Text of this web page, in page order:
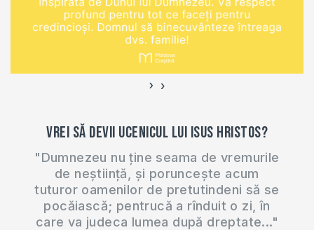
partidele sunt
alcătuite din
‹ ›
Vrei să devii ucenicul lui Isus Hristos?
"Dumnezeu nu ține seama de vremurile
de neștiință, și poruncește acum
tuturor oamenilor de pretutindeni să se
pocăiască; pentrucă a rînduit o zi, în
care va judeca lumea după dreptate..."